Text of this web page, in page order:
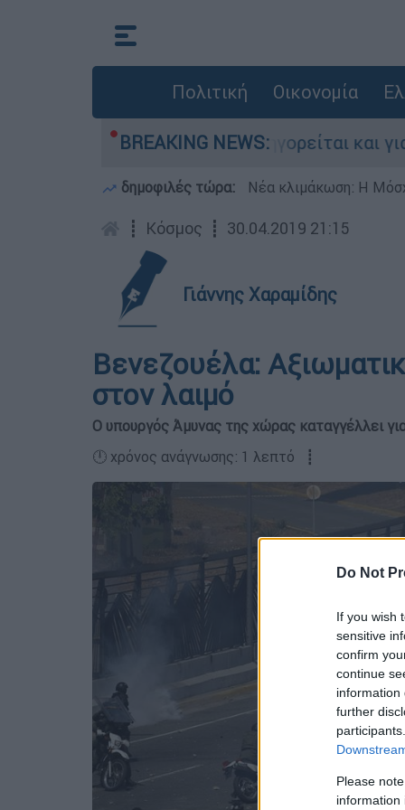
Do Not
If you wish
sensitive
confirm
continue
information
further
Please
information
Πολιτική Οικονομία
BREAKING NEWS:
στην Ελλάδα - Κατηγορείται και για την
δημοφιλές τώρα: Νέα κλιμάκωση: Η
┋ Κόσμος ┋ 30.04.2019 21:15
Γιάννης Χαραμίδης
Βενεζουέλα:
στον λαιμό
Ο υπουργός Άμυνας της χώρας καταγγέλλει
🕛 χρόνος ανάγνωσης: 1 λεπτό ┋